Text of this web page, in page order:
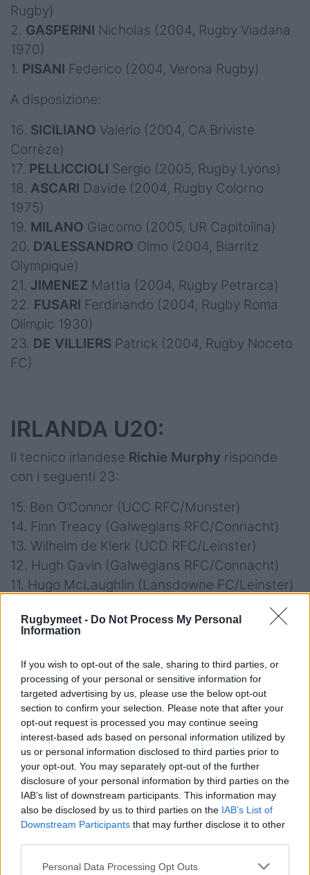
Rugbymeet - Do Not Process My Personal
Information
If you wish to opt-out of the sale, sharing to third parties, or
processing of your personal or sensitive information for
targeted advertising by us, please use the below opt-out
section to confirm your selection. Please note that after your
opt-out request is processed you may continue seeing
interest-based ads based on personal information utilized by
us or personal information disclosed to third parties prior to
your opt-out. You may separately opt-out of the further
disclosure of your personal information by third parties on the
IAB’s list of downstream participants. This information may
also be disclosed by us to third parties on the IAB’s List of
Downstream Participants that may further disclose it to other
Personal Data Processing Opt Outs
Rugby)
2. GASPERINI Nicholas (2004, Rugby Viadana
1970)
1. PISANI Federico (2004, Verona Rugby)
A disposizione:
16. SICILIANO Valerio (2004, CA Briviste
Corrèze)
17. PELLICCIOLI Sergio (2005, Rugby Lyons)
18. ASCARI Davide (2004, Rugby Colorno
1975)
19. MILANO Giacomo (2005, UR Capitolina)
20. D’ALESSANDRO Olmo (2004, Biarritz
Olympique)
21. JIMENEZ Mattia (2004, Rugby Petrarca)
22. FUSARI Ferdinando (2004, Rugby Roma
Olimpic 1930)
23. DE VILLIERS Patrick (2004, Rugby Noceto
FC)
IRLANDA U20:
Il tecnico irlandese Richie Murphy risponde
con i seguenti 23:
15. Ben O’Connor (UCC RFC/Munster)
14. Finn Treacy (Galwegians RFC/Connacht)
13. Wilhelm de Klerk (UCD RFC/Leinster)
12. Hugh Gavin (Galwegians RFC/Connacht)
11. Hugo McLaughlin (Lansdowne FC/Leinster)
9. Oliver Coffey (Blackrock College
8. Luke Murphy (Shannon RFC/Munster)
7. Bryn Ward (Ballynahinch RFC/Ulster)
6. Joe Hopes (Queen’s University Belfast
RFC/Ulster)
5. Evan O’Connell (UL Bohemian RFC/Munster)
(captain)
4. Alan Spicer (UCD RFC/Leinster)
3. Jacob Boyd (Queen’s University Belfast
RFC/Ulster)